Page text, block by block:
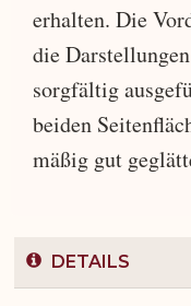
erhalten. Die
die
sorgfältig
beiden
mäßig gut
DETAILS